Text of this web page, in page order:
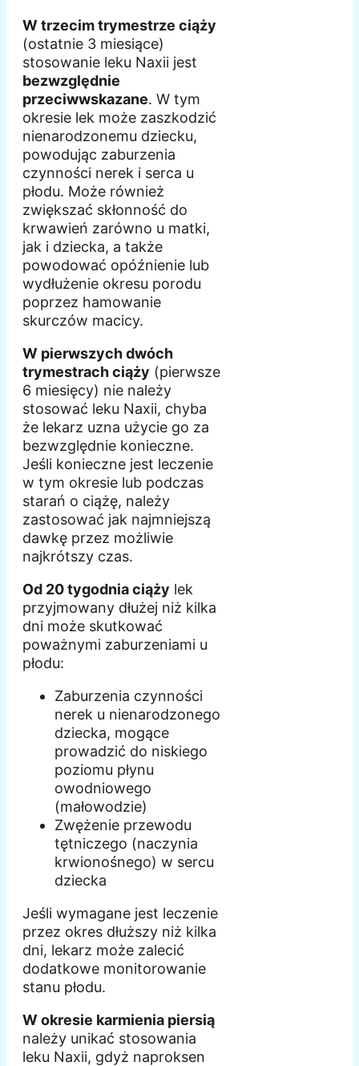
W trzecim trymestrze ciąży
(ostatnie 3 miesiące)
stosowanie leku Naxii jest
bezwzględnie
przeciwwskazane. W tym
okresie lek może zaszkodzić
nienarodzonemu dziecku,
powodując zaburzenia
czynności nerek i serca u
płodu. Może również
zwiększać skłonność do
krwawień zarówno u matki,
jak i dziecka, a także
powodować opóźnienie lub
wydłużenie okresu porodu
poprzez hamowanie
skurczów macicy.
W pierwszych dwóch
trymestrach ciąży (pierwsze
6 miesięcy) nie należy
stosować leku Naxii, chyba
że lekarz uzna użycie go za
bezwzględnie konieczne.
Jeśli konieczne jest leczenie
w tym okresie lub podczas
starań o ciążę, należy
zastosować jak najmniejszą
dawkę przez możliwie
najkrótszy czas.
Od 20 tygodnia ciąży lek
przyjmowany dłużej niż kilka
dni może skutkować
poważnymi zaburzeniami u
płodu:
Zaburzenia czynności
nerek u nienarodzonego
dziecka, mogące
prowadzić do niskiego
poziomu płynu
owodniowego
(małowodzie)
Zwężenie przewodu
tętniczego (naczynia
krwionośnego) w sercu
dziecka
Jeśli wymagane jest leczenie
przez okres dłuższy niż kilka
dni, lekarz może zalecić
dodatkowe monitorowanie
stanu płodu.
W okresie karmienia piersią
należy unikać stosowania
leku Naxii, gdyż naproksen